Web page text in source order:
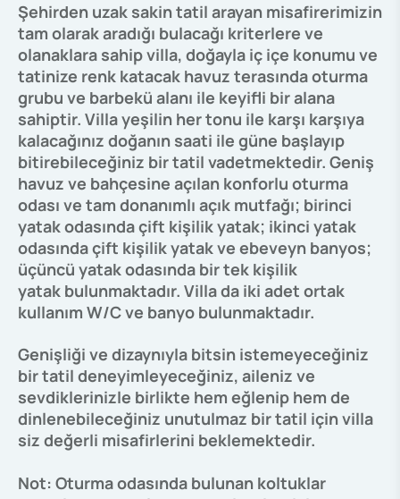
Şehirden uzak sakin tatil arayan misafirerimizin
tam olarak aradığı bulacağı kriterlere ve
olanaklara sahip villa, doğayla iç içe konumu ve
tatinize renk katacak havuz terasında oturma
grubu ve barbekü alanı ile keyifli bir alana
sahiptir. Villa yeşilin her tonu ile karşı karşıya
kalacağınız doğanın saati ile güne başlayıp
bitirebileceğiniz bir tatil vadetmektedir. Geniş
havuz ve bahçesine açılan konforlu oturma
odası ve tam donanımlı açık mutfağı; birinci
yatak odasında çift kişilik yatak; ikinci yatak
odasında çift kişilik yatak ve ebeveyn banyos;
üçüncü yatak odasında bir tek kişilik
yatak bulunmaktadır. Villa da iki adet ortak
kullanım W/C ve banyo bulunmaktadır.
Genişliği ve dizaynıyla bitsin istemeyeceğiniz
bir tatil deneyimleyeceğiniz, aileniz ve
sevdiklerinizle birlikte hem eğlenip hem de
dinlenebileceğiniz unutulmaz bir tatil için villa
siz değerli misafirlerini beklemektedir.
Not: Oturma odasında bulunan koltuklar